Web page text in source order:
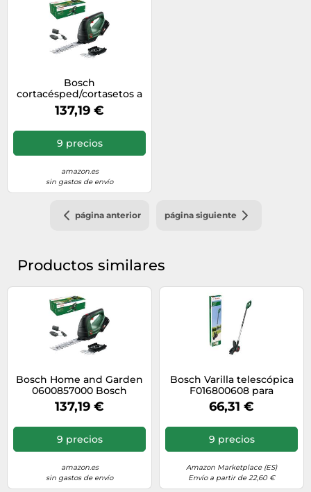
Bosch
cortacésped/cortasetos a
batería AdvancedShear
18V-10
137,19 €
9 precios
amazon.es
sin gastos de envío
página anterior página siguiente
Productos similares
Bosch Home and Garden
0600857000 Bosch
AdvancedShear 18V-10 (1
2,0 Ah, Sistema de 18V,
cortan hasta 85 m² por
Cada Ciclo de batería, con
Cuchillas cortacésped y
137,19 €
9 precios
amazon.es
sin gastos de envío
Bosch Varilla telescópica
F016800608 para
AdvancedShear 18V-10
66,31 €
9 precios
Amazon Marketplace (ES)
Envío a partir de 22,60 €